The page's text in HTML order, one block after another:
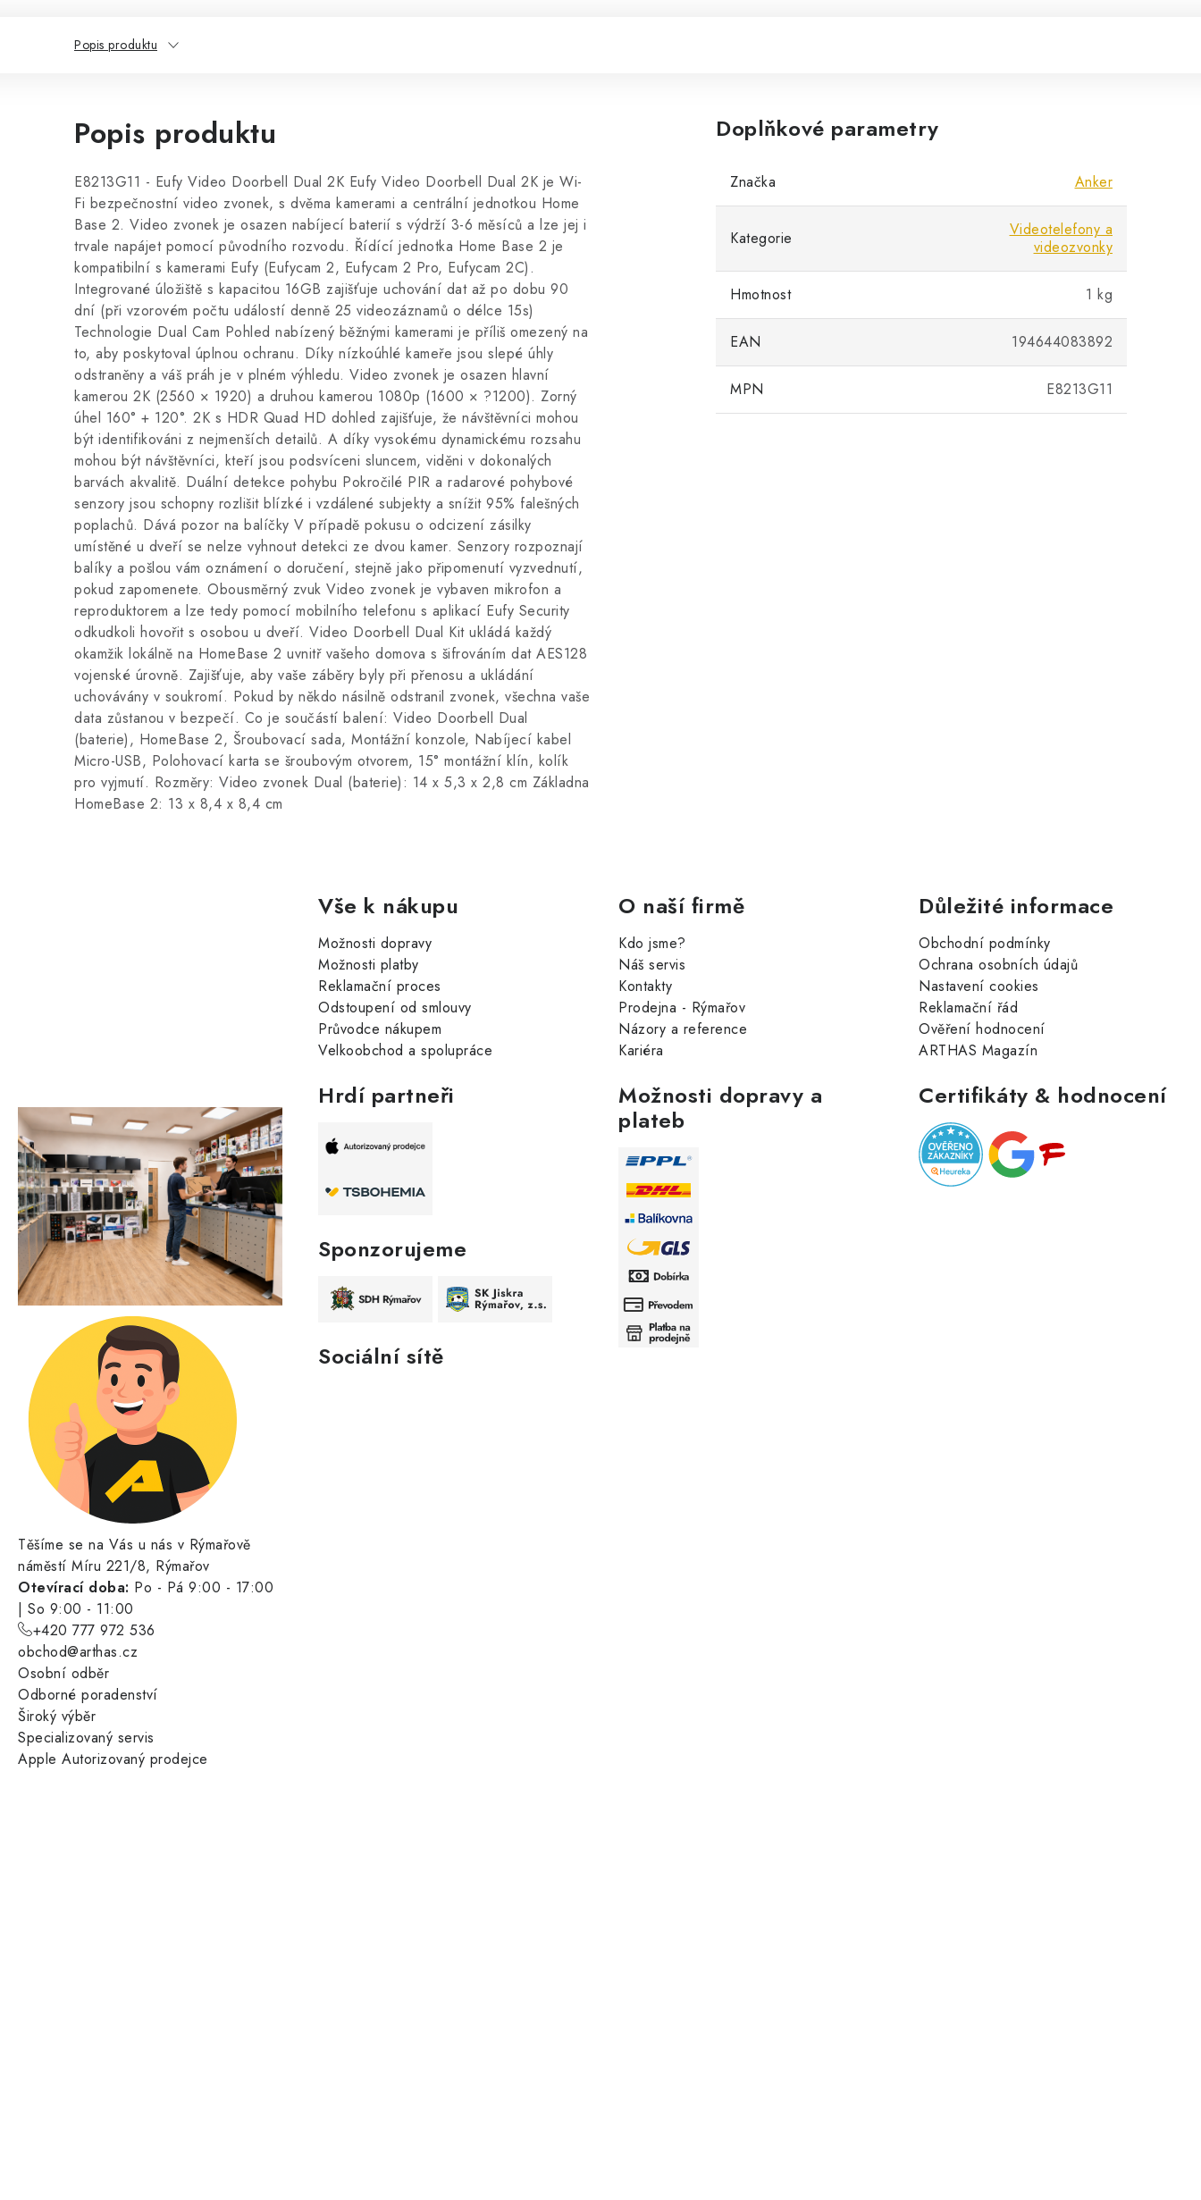
Popis produktu
Popis produktu
E8213G11 - Eufy Video Doorbell Dual 2K Eufy Video Doorbell Dual 2K je Wi-
Fi bezpečnostní video zvonek, s dvěma kamerami a centrální jednotkou Home
Base 2. Video zvonek je osazen nabíjecí baterií s výdrží 3-6 měsíců a lze jej i
trvale napájet pomocí původního rozvodu. Řídící jednotka Home Base 2 je
kompatibilní s kamerami Eufy (Eufycam 2, Eufycam 2 Pro, Eufycam 2C).
Integrované úložiště s kapacitou 16GB zajišťuje uchování dat až po dobu 90
dní (při vzorovém počtu událostí denně 25 videozáznamů o délce 15s)
Technologie Dual Cam Pohled nabízený běžnými kamerami je příliš omezený na
to, aby poskytoval úplnou ochranu. Díky nízkoúhlé kameře jsou slepé úhly
odstraněny a váš práh je v plném výhledu. Video zvonek je osazen hlavní
kamerou 2K (2560 × 1920) a druhou kamerou 1080p (1600 × ?1200). Zorný
úhel 160° + 120°. 2K s HDR Quad HD dohled zajišťuje, že návštěvníci mohou
být identifikováni z nejmenších detailů. A díky vysokému dynamickému rozsahu
mohou být návštěvníci, kteří jsou podsvíceni sluncem, viděni v dokonalých
barvách akvalitě. Duální detekce pohybu Pokročilé PIR a radarové pohybové
senzory jsou schopny rozlišit blízké i vzdálené subjekty a snížit 95% falešných
poplachů. Dává pozor na balíčky V případě pokusu o odcizení zásilky
umístěné u dveří se nelze vyhnout detekci ze dvou kamer. Senzory rozpoznají
balíky a pošlou vám oznámení o doručení, stejně jako připomenutí vyzvednutí,
pokud zapomenete. Obousměrný zvuk Video zvonek je vybaven mikrofon a
reproduktorem a lze tedy pomocí mobilního telefonu s aplikací Eufy Security
odkudkoli hovořit s osobou u dveří. Video Doorbell Dual Kit ukládá každý
okamžik lokálně na HomeBase 2 uvnitř vašeho domova s šifrováním dat AES128
vojenské úrovně. Zajišťuje, aby vaše záběry byly při přenosu a ukládání
uchovávány v soukromí. Pokud by někdo násilně odstranil zvonek, všechna vaše
data zůstanou v bezpečí. Co je součástí balení: Video Doorbell Dual
(baterie), HomeBase 2, Šroubovací sada, Montážní konzole, Nabíjecí kabel
Micro-USB, Polohovací karta se šroubovým otvorem, 15° montážní klín, kolík
pro vyjmutí. Rozměry: Video zvonek Dual (baterie): 14 x 5,3 x 2,8 cm Základna
HomeBase 2: 13 x 8,4 x 8,4 cm
Doplňkové parametry
Značka Anker
Kategorie
Videotelefony a
videozvonky
Hmotnost 1 kg
EAN 194644083892
MPN E8213G11
Těšíme se na Vás u nás v Rýmařově
náměstí Míru 221/8, Rýmařov
Otevírací doba: Po - Pá 9:00 - 17:00
| So 9:00 - 11:00
+420 777 972 536
obchod@arthas.cz
Osobní odběr
Odborné poradenství
Široký výběr
Specializovaný servis
Apple Autorizovaný prodejce
Vše k nákupu
Možnosti dopravy
Možnosti platby
Reklamační proces
Odstoupení od smlouvy
Průvodce nákupem
Velkoobchod a spolupráce
O naší firmě
Kdo jsme?
Náš servis
Kontakty
Prodejna - Rýmařov
Názory a reference
Kariéra
Důležité informace
Obchodní podmínky
Ochrana osobních údajů
Nastavení cookies
Reklamační řád
Ověření hodnocení
ARTHAS Magazín
Hrdí partneři
Sponzorujeme
Sociální sítě
Možnosti dopravy a
plateb
Certifikáty & hodnocení